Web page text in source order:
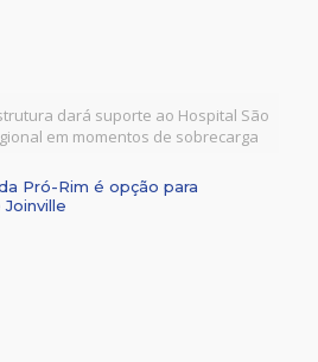
dará suporte ao Hospital São
em momentos de sobrecarga
Pró-Rim é opção para